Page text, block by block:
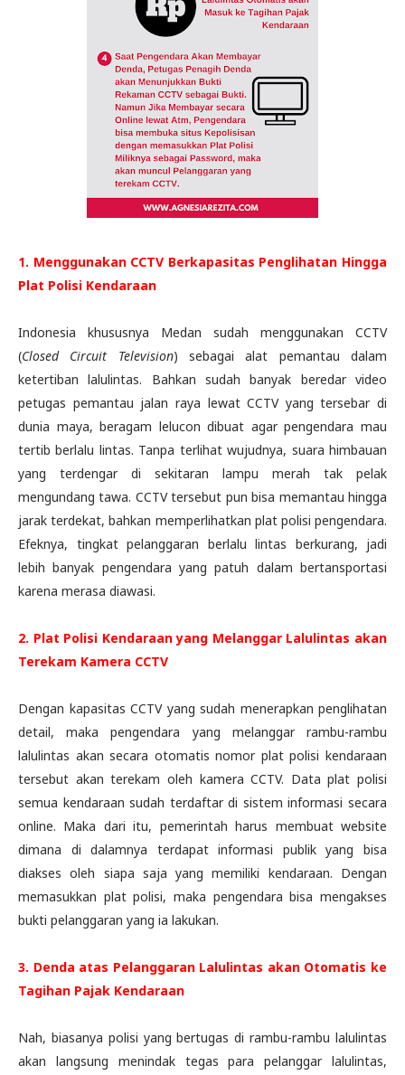
1. Menggunakan CCTV Berkapasitas Penglihatan Hingga
Plat Polisi Kendaraan
Indonesia khususnya Medan sudah menggunakan CCTV
(Closed Circuit Television) sebagai alat pemantau dalam
ketertiban lalulintas. Bahkan sudah banyak beredar video
petugas pemantau jalan raya lewat CCTV yang tersebar di
dunia maya, beragam lelucon dibuat agar pengendara mau
tertib berlalu lintas. Tanpa terlihat wujudnya, suara himbauan
yang terdengar di sekitaran lampu merah tak pelak
mengundang tawa. CCTV tersebut pun bisa memantau hingga
jarak terdekat, bahkan memperlihatkan plat polisi pengendara.
Efeknya, tingkat pelanggaran berlalu lintas berkurang, jadi
lebih banyak pengendara yang patuh dalam bertansportasi
karena merasa diawasi.
2. Plat Polisi Kendaraan yang Melanggar Lalulintas akan
Terekam Kamera CCTV
Dengan kapasitas CCTV yang sudah menerapkan penglihatan
detail, maka pengendara yang melanggar rambu-rambu
lalulintas akan secara otomatis nomor plat polisi kendaraan
tersebut akan terekam oleh kamera CCTV. Data plat polisi
semua kendaraan sudah terdaftar di sistem informasi secara
online. Maka dari itu, pemerintah harus membuat website
dimana di dalamnya terdapat informasi publik yang bisa
diakses oleh siapa saja yang memiliki kendaraan. Dengan
memasukkan plat polisi, maka pengendara bisa mengakses
bukti pelanggaran yang ia lakukan.
3. Denda atas Pelanggaran Lalulintas akan Otomatis ke
Tagihan Pajak Kendaraan
Nah, biasanya polisi yang bertugas di rambu-rambu lalulintas
akan langsung menindak tegas para pelanggar lalulintas,